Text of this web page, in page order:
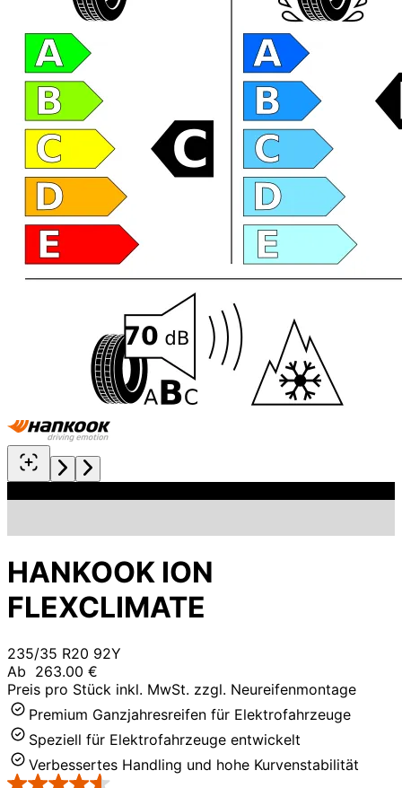
HANKOOK ION
FLEXCLIMATE
235/35 R20 92Y
Ab 263.00 €
Preis pro Stück inkl. MwSt. zzgl. Neureifenmontage
Premium Ganzjahresreifen für Elektrofahrzeuge
Speziell für Elektrofahrzeuge entwickelt
Verbessertes Handling und hohe Kurvenstabilität